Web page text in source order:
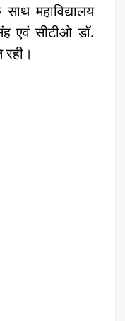
महाविद्यालय
एवं सीटीओ डॉ.
रही।